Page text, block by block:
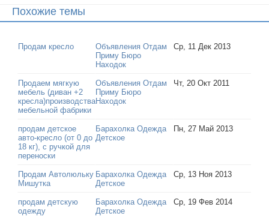
Похожие темы
Продам кресло
Объявления Отдам
Приму Бюро
Находок
Ср, 11 Дек 2013
Продаем мягкую
мебель (диван +2
кресла)производства
мебельной фабрики
Объявления Отдам
Приму Бюро
Находок
Чт, 20 Окт 2011
продам детское
авто-кресло (от 0 до
18 кг), с ручкой для
переноски
Барахолка Одежда
Детское
Пн, 27 Май 2013
Продам Автолюльку
Мишутка
Барахолка Одежда
Детское
Ср, 13 Ноя 2013
продам детскую
одежду
Барахолка Одежда
Детское
Ср, 19 Фев 2014